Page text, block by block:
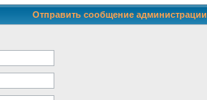
Отправить сообщение администрации